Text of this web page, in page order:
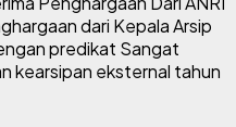
dari Kepala Arsip
predikat Sangat
kearsipan eksternal tahun